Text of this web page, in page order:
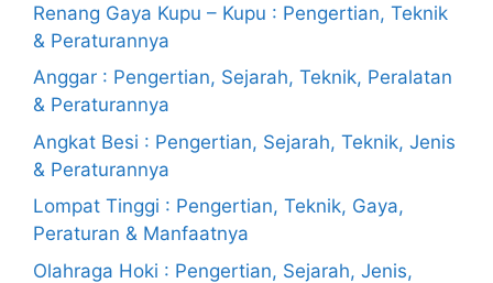
Renang Gaya Kupu – Kupu : Pengertian, Teknik
& Peraturannya
Anggar : Pengertian, Sejarah, Teknik, Peralatan
& Peraturannya
Angkat Besi : Pengertian, Sejarah, Teknik, Jenis
& Peraturannya
Lompat Tinggi : Pengertian, Teknik, Gaya,
Peraturan & Manfaatnya
Olahraga Hoki : Pengertian, Sejarah, Jenis,